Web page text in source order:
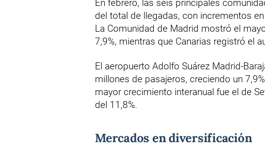
En febrero, las seis principales
del total de llegadas, con incrementos
La Comunidad de Madrid mostró el
7,9%, mientras que Canarias registró el
El aeropuerto Adolfo Suárez Madrid-
millones de pasajeros, creciendo un
mayor crecimiento interanual fue el de
del 11,8%.
Mercados en diversificación